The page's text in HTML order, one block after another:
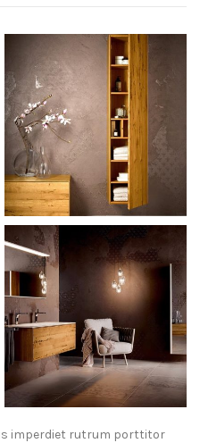
imperdiet rutrum porttitor